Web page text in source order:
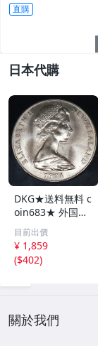
直購
日本代購
DKG★送料無料 c
oin683★ 外国古
銭 ニュージーラ
ンド 1ドル 硬貨
約 27.4g 1974
年 コモンウェル
目前出價
¥ 1,859
($402)
關於我們